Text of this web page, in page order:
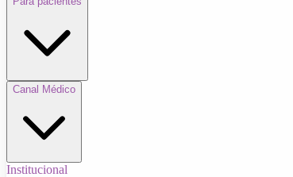
Canal Médico
Institucional